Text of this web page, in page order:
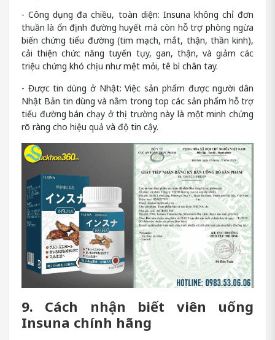
- Công dụng đa chiều, toàn diện: Insuna không chỉ đơn
thuần là ổn định đường huyết mà còn hỗ trợ phòng ngừa
biến chứng tiểu đường (tim mạch, mắt, thận, thần kinh),
cải thiện chức năng tuyến tụy, gan, thận, và giảm các
triệu chứng khó chịu như mệt mỏi, tê bì chân tay.
- Được tin dùng ở Nhật: Việc sản phẩm được người dân
Nhật Bản tin dùng và nằm trong top các sản phẩm hỗ trợ
tiểu đường bán chạy ở thị trường này là một minh chứng
rõ ràng cho hiệu quả và độ tin cậy.
9. Cách nhận biết viên uống
Insuna chính hãng